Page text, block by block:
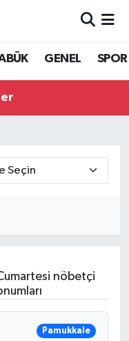
GENEL SPOR
nöbetçi
Pamukkale